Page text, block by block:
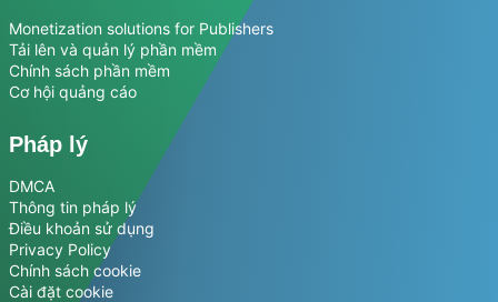
Monetization solutions for Publishers
Tải lên và quản lý phần mềm
Chính sách phần mềm
Cơ hội quảng cáo
Pháp lý
DMCA
Thông tin pháp lý
Điều khoản sử dụng
Privacy Policy
Chính sách cookie
Cài đặt cookie